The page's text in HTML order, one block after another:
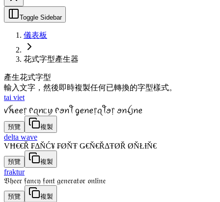
Toggle Sidebar
儀表板
花式字型產生器
產生花式字型
輸入文字，然後即時複製任何已轉換的字型樣式。
tai viet
ꪜꫝꫀꫀ᥅ ᠻꪖꪀᥴꪗ ᠻꪮꪀꪻ ᧁꫀꪀꫀ᥅ꪖꪻꪮ᥅ ꪮꪀꪶ꠸ꪀꫀ
預覽 複製
delta wave
VĦ€€Ř ₣ΔŇĆ¥ ₣ØŇŦ Ǥ€Ň€ŘΔŦØŘ ØŇŁƗŇ€
預覽 複製
fraktur
𝔙𝔥𝔢𝔢𝔯 𝔣𝔞𝔫𝔠𝔶 𝔣𝔬𝔫𝔱 𝔤𝔢𝔫𝔢𝔯𝔞𝔱𝔬𝔯 𝔬𝔫𝔩𝔦𝔫𝔢
預覽 複製